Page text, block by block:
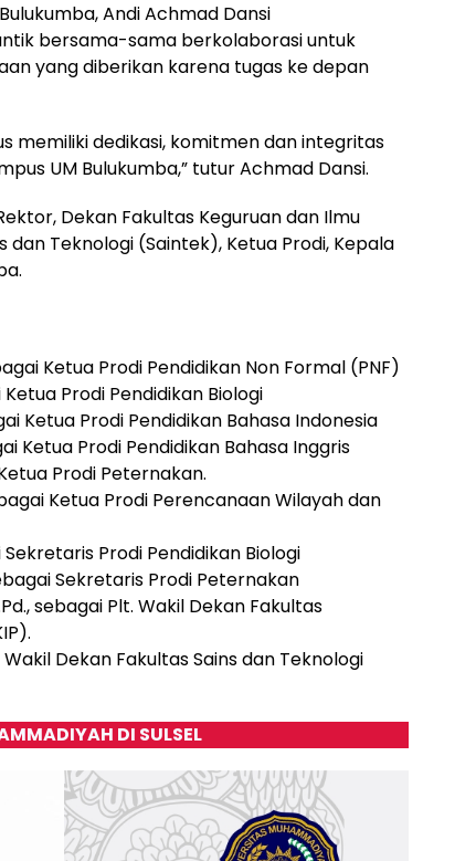
Andi Achmad Dansi
bersama-sama berkolaborasi untuk
yang diberikan karena tugas ke depan
memiliki dedikasi, komitmen dan integritas
UM Bulukumba,” tutur Achmad Dansi.
Dekan Fakultas Keguruan dan Ilmu
dan Teknologi (Saintek), Ketua Prodi, Kepala
Ketua Prodi Pendidikan Non Formal (PNF)
Ketua Prodi Pendidikan Biologi
Ketua Prodi Pendidikan Bahasa Indonesia
Ketua Prodi Pendidikan Bahasa Inggris
Prodi Peternakan.
Ketua Prodi Perencanaan Wilayah dan
Sekretaris Prodi Pendidikan Biologi
Sekretaris Prodi Peternakan
sebagai Plt. Wakil Dekan Fakultas
Wakil Dekan Fakultas Sains dan Teknologi
DI SULSEL